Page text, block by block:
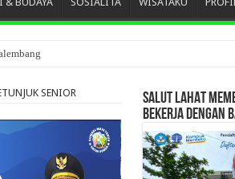
Pelayanan Hukum
SENIOR
SALUT LAHAT
BEKERJA DENGAN